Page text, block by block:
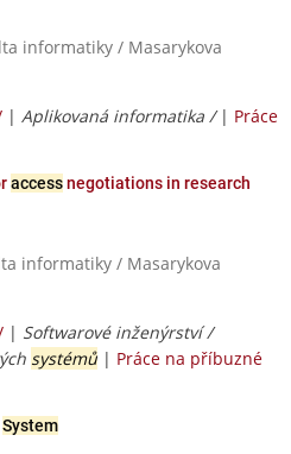
informatiky / Masarykova
| Aplikovaná informatika / | Práce
accessnegotiations in research
informatiky / Masarykova
| Softwarové inženýrství /
systémů| Práce na příbuzné
System